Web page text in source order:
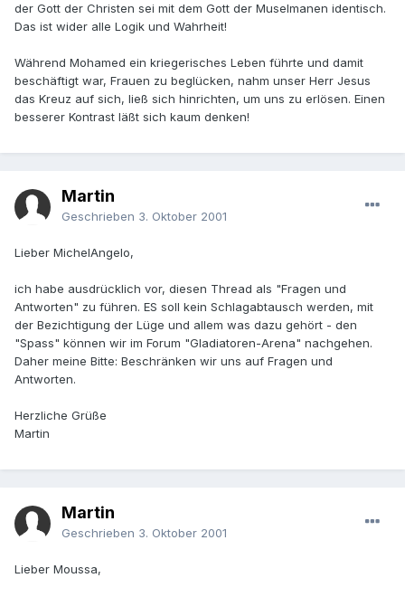
der Gott der Christen sei mit dem Gott der Muselmanen identisch.
Das ist wider alle Logik und Wahrheit!
Während Mohamed ein kriegerisches Leben führte und damit
beschäftigt war, Frauen zu beglücken, nahm unser Herr Jesus
das Kreuz auf sich, ließ sich hinrichten, um uns zu erlösen. Einen
besserer Kontrast läßt sich kaum denken!
Martin
Geschrieben 3. Oktober 2001
Lieber MichelAngelo,
ich habe ausdrücklich vor, diesen Thread als "Fragen und
Antworten" zu führen. ES soll kein Schlagabtausch werden, mit
der Bezichtigung der Lüge und allem was dazu gehört - den
"Spass" können wir im Forum "Gladiatoren-Arena" nachgehen.
Daher meine Bitte: Beschränken wir uns auf Fragen und
Antworten.
Herzliche Grüße
Martin
Martin
Geschrieben 3. Oktober 2001
Lieber Moussa,